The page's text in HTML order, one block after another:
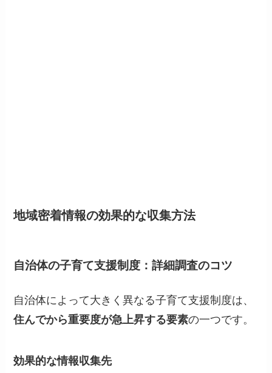
地域密着情報の効果的な収集方法
自治体の子育て支援制度：詳細調査のコツ
自治体によって大きく異なる子育て支援制度は、
住んでから重要度が急上昇する要素の一つです。
効果的な情報収集先